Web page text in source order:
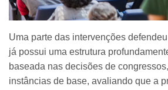
Uma parte das intervenções
já possui uma estrutura
baseada nas decisões de
instâncias de base, avaliando que a